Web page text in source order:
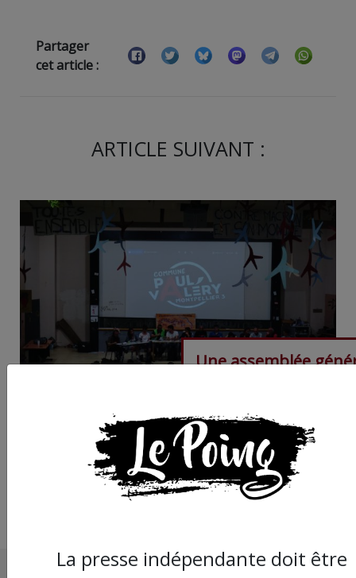
Partager
cet article :
ARTICLE SUIVANT :
Une assemblée
de Montpellier ce
La presse indépendante doit être